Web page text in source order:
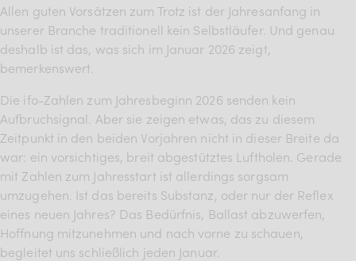
Allen guten Vorsätzen zum Trotz ist der Jahresanfang in
unserer Branche traditionell kein Selbstläufer. Und genau
deshalb ist das, was sich im Januar 2026 zeigt,
bemerkenswert.
Die ifo-Zahlen zum Jahresbeginn 2026 senden kein
Aufbruchsignal. Aber sie zeigen etwas, das zu diesem
Zeitpunkt in den beiden Vorjahren nicht in dieser Breite da
war: ein vorsichtiges, breit abgestütztes Luftholen. Gerade
mit Zahlen zum Jahresstart ist allerdings sorgsam
umzugehen. Ist das bereits Substanz, oder nur der Reflex
eines neuen Jahres? Das Bedürfnis, Ballast abzuwerfen,
Hoffnung mitzunehmen und nach vorne zu schauen,
begleitet uns schließlich jeden Januar.
Mitgliederbereich
Verband
BDKV Academy
Juristische Beratung und
Services
Geldwerte Vorteile und
Rabatte
BDKV Female Voice